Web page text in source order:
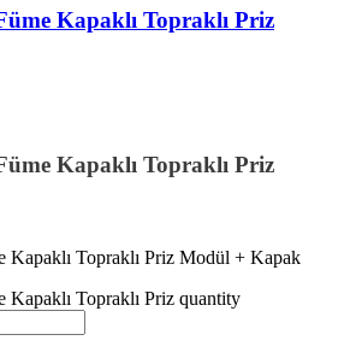
Kapaklı Topraklı Priz
Kapaklı Topraklı Priz
Kapaklı Topraklı Priz Modül + Kapak
Kapaklı Topraklı Priz quantity